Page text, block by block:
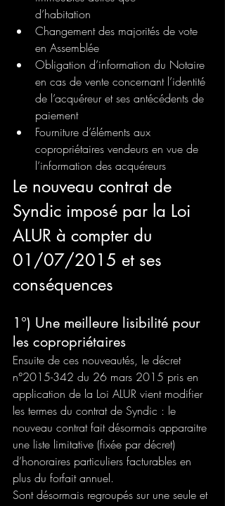
d’habitation
Changement des majorités de vote
en Assemblée
Obligation d’information du Notaire
en cas de vente concernant l’identité
de l’acquéreur et ses antécédents de
paiement
Fourniture d’éléments aux
copropriétaires vendeurs en vue de
l’information des acquéreurs
Le nouveau contrat de
Syndic imposé par la Loi
ALUR à compter du
01/07/2015 et ses
conséquences
1°) Une meilleure lisibilité pour
les copropriétaires
Ensuite de ces nouveautés, le décret
n°2015-342 du 26 mars 2015 pris en
application de la Loi ALUR vient modifier
les termes du contrat de Syndic : le
nouveau contrat fait désormais apparaitre
une liste limitative (fixée par décret)
d’honoraires particuliers facturables en
plus du forfait annuel.
Sont désormais regroupés sur une seule et